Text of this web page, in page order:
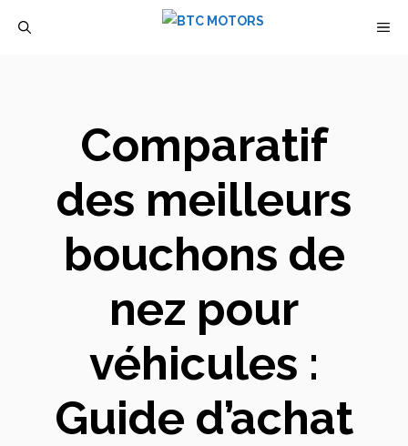
Comparatif
des meilleurs
bouchons de
nez pour
véhicules :
Guide d’achat